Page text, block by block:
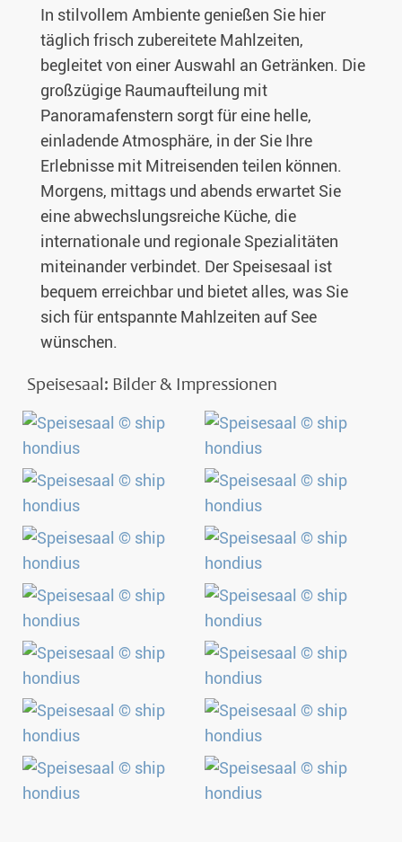
In stilvollem Ambiente genießen Sie hier
täglich frisch zubereitete Mahlzeiten,
begleitet von einer Auswahl an Getränken. Die
großzügige Raumaufteilung mit
Panoramafenstern sorgt für eine helle,
einladende Atmosphäre, in der Sie Ihre
Erlebnisse mit Mitreisenden teilen können.
Morgens, mittags und abends erwartet Sie
eine abwechslungsreiche Küche, die
internationale und regionale Spezialitäten
miteinander verbindet. Der Speisesaal ist
bequem erreichbar und bietet alles, was Sie
sich für entspannte Mahlzeiten auf See
wünschen.
Speisesaal: Bilder & Impressionen